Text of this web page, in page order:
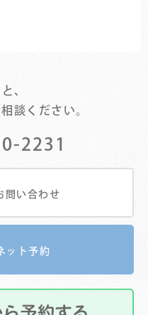
、
談ください。
2231
問い合わせ
ット予約